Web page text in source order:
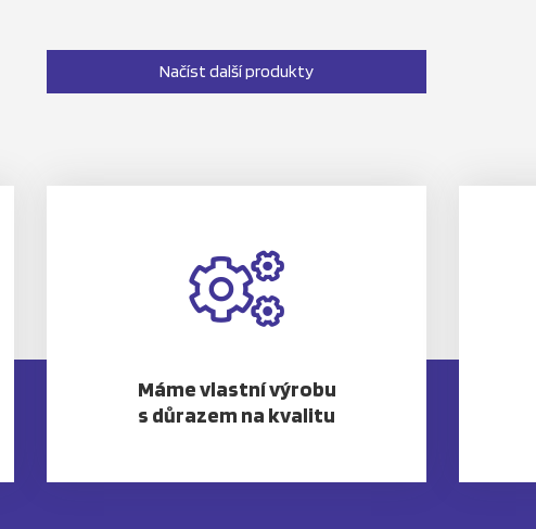
Načíst další produkty
Máme vlastní výrobu
s důrazem na kvalitu